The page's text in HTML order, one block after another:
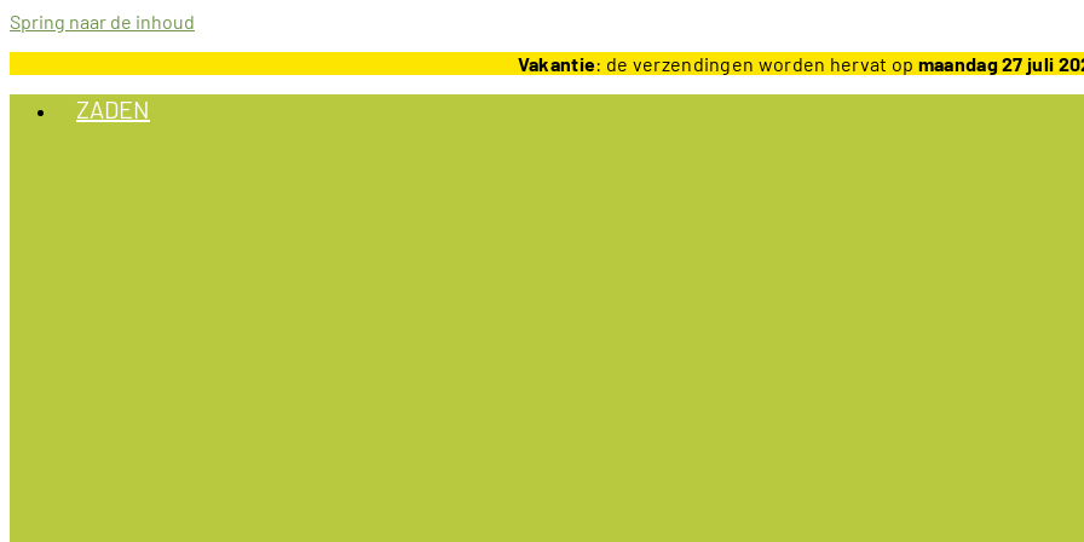
Spring naar de inhoud
Vakantie: de verzendingen worden hervat op maandag 27 juli
ZADEN